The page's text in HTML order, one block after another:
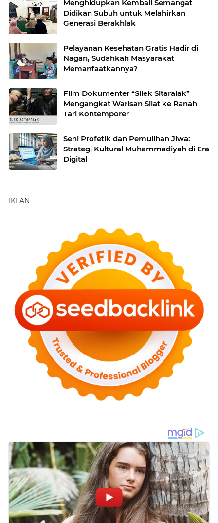
Menghidupkan Kembali Semangat
Didikan Subuh untuk Melahirkan
Generasi Berakhlak
Pelayanan Kesehatan Gratis Hadir di
Nagari, Sudahkah Masyarakat
Memanfaatkannya?
Film Dokumenter “Silek Sitaralak”
Mengangkat Warisan Silat ke Ranah
Tari Kontemporer
Seni Profetik dan Pemulihan Jiwa:
Strategi Kultural Muhammadiyah di Era
Digital
IKLAN